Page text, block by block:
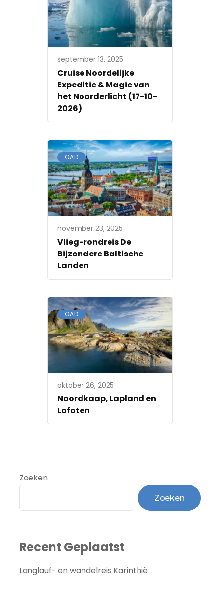
september 13, 2025
Cruise Noordelijke
Expeditie & Magie van
het Noorderlicht (17-10-
2026)
OAD
november 23, 2025
Vlieg-rondreis De
Bijzondere Baltische
Landen
OAD
oktober 26, 2025
Noordkaap, Lapland en
Lofoten
Zoeken
Zoeken
Recent Geplaatst
Langlauf- en wandelreis Karinthië